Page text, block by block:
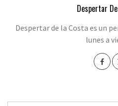
Despertar
Despertar de la Costa es un
lunes a